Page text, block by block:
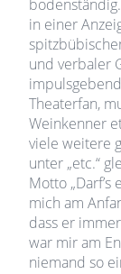
in einer
und verbaler
Theaterfan,
Weinkenner
viele weitere
unter „etc.“
Motto „Darf’s
mich am
dass er
war mir am
niemand so